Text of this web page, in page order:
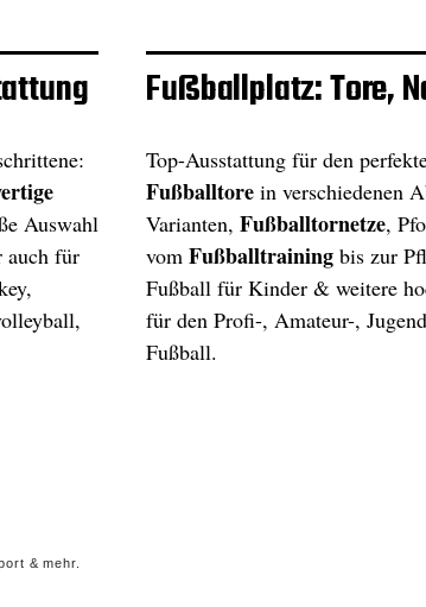
Auswahl
auch für
Fußballplatz: Tore,
Top-Ausstattung für den
Fußballtore in verschiedenen
Varianten,Fußballtornetze,
vomFußballtraining bis zur
Fußball für Kinder & weitere
für den Profi-, Amateur-,
Fußball.
& mehr.